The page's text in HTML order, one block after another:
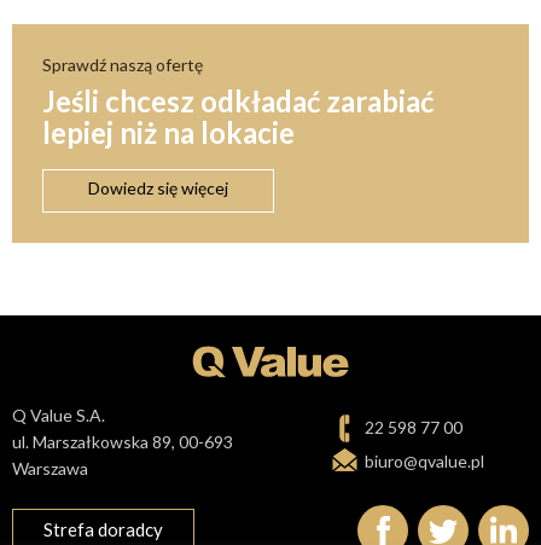
Sprawdź naszą ofertę
Jeśli chcesz odkładać zarabiać
lepiej niż na lokacie
Dowiedz się więcej
Q Value S.A.
ul. Marszałkowska 89, 00-693
Warszawa
22 598 77 00
biuro@qvalue.pl
Strefa doradcy